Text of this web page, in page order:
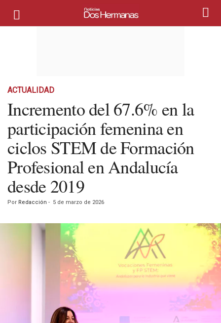
ACTUALIDAD
Incremento del 67.6% en la
participación femenina en
ciclos STEM de Formación
Profesional en Andalucía
desde 2019
Por Redacción - 5 de marzo de 2026